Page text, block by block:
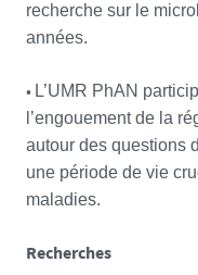
recherche sur le
années.
• L’UMR PhAN
l’engouement de la
autour des questions
une période de vie
maladies.
Recherches